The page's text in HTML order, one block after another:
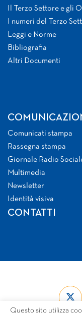
Il Terzo Settore e gli
I numeri del Terzo
Leggi e Norme
Bibliografia
Altri Documenti
Comunicati stampa
Rassegna stampa
Giornale Radio
Multimedia
Newsletter
Identità visiva
CONTATTI
Questo sito utilizza